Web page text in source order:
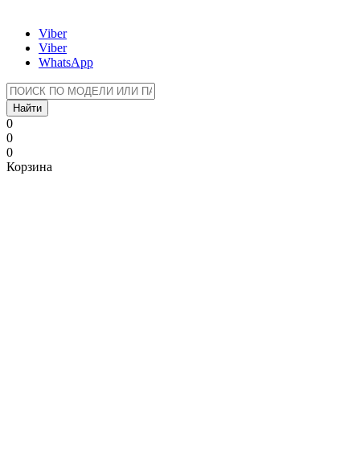
Viber
Viber
WhatsApp
Найти
0
0
0
Корзина